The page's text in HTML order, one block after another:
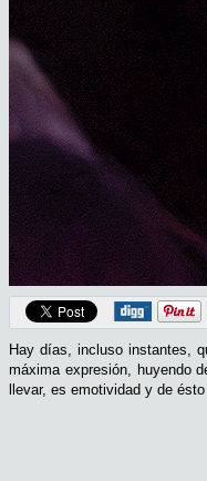
Hay días, incluso instantes,
máxima expresión, huyendo
llevar, es emotividad y de